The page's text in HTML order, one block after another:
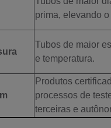
prima, elevando
Tubos de maior
e temperatura.
Produtos
processos de
terceiras e